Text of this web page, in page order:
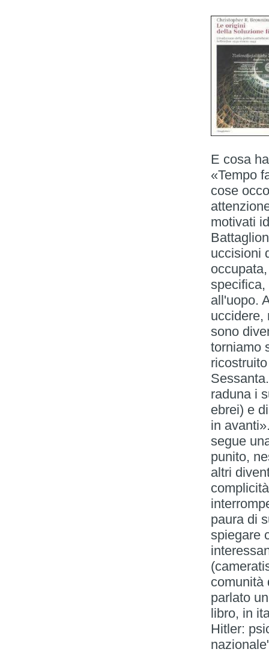
E cosa
«Tempo
cose
motivati
uccisioni
specifica,
all'uopo.
uccidere,
sono
torniamo
raduna i
ebrei) e
in
segue
punito,
altri
paura di
spiegare
comunità
parlato
libro, in
Hitler: